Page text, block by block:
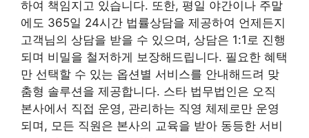
하여 책임지고 있습니다. 또한, 평일 야간이나 주말
에도 365일 24시간 법률상담을 제공하여 언제든지
고객님의 상담을 받을 수 있으며, 상담은 1:1로 진행
되며 비밀을 철저하게 보장해드립니다. 필요한 혜택
만 선택할 수 있는 옵션별 서비스를 안내해드려 맞
춤형 솔루션을 제공합니다. 스타 법무법인은 오직
본사에서 직접 운영, 관리하는 직영 체제로만 운영
되며, 모든 직원은 본사의 교육을 받아 동등한 서비